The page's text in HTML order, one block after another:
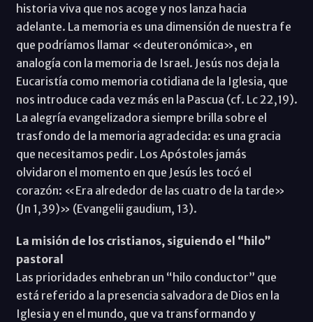
historia viva que nos acoge y nos lanza hacia
adelante. La memoria es una dimensión de nuestra fe
que podríamos llamar «deuteronómica», en
analogía con la memoria de Israel. Jesús nos deja la
Eucaristía como memoria cotidiana de la Iglesia, que
nos introduce cada vez más en la Pascua (cf. Lc 22,19).
La alegría evangelizadora siempre brilla sobre el
trasfondo de la memoria agradecida: es una gracia
que necesitamos pedir. Los Apóstoles jamás
olvidaron el momento en que Jesús les tocó el
corazón: «Era alrededor de las cuatro de la tarde»
(Jn 1,39)» (Evangelii gaudium, 13).
La misión de los cristianos, siguiendo el “hilo”
pastoral
Las prioridades enhebran un “hilo conductor” que
está referido a la presencia salvadora de Dios en la
Iglesia y en el mundo, que va transformando y